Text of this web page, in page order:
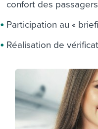
confort des
Participation au «
Réalisation de